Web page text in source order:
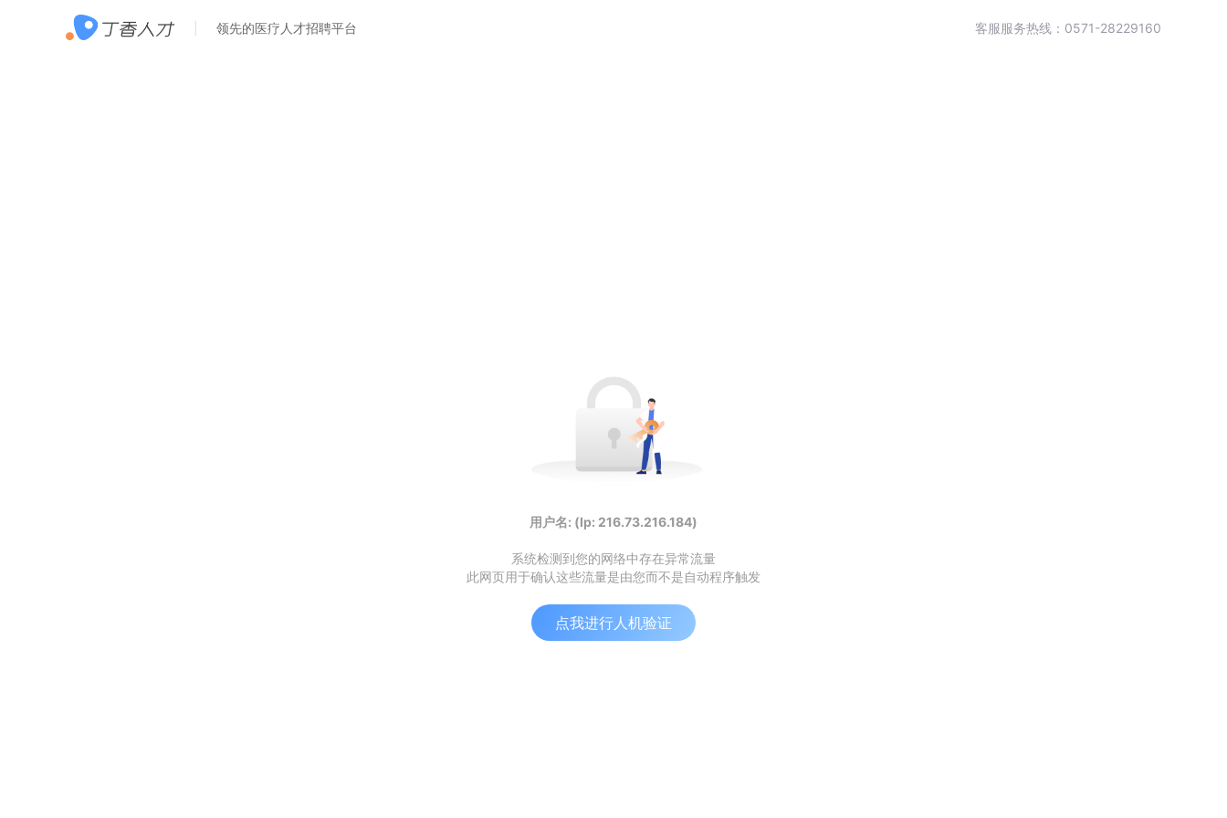
领先的医疗人才招聘平台 客服服务热线：0571-28229160
用户名: (Ip: 216.73.216.184)
系统检测到您的网络中存在异常流量
此网页用于确认这些流量是由您而不是自动程序触发
点我进行人机验证